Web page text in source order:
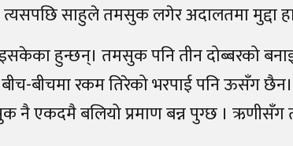
साहुले तमसुक लगेर अदालतमा मुद्दा
हुन्छन्। तमसुक पनि तीन दोब्बरको
बीचमा रकम तिरेको भरपाई पनि ऊसँग
नै एकदमै बलियो प्रमाण बन्न पुग्छ ।